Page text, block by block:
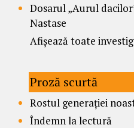
Dosarul „Aurul
Nastase
Afișează toate
Proză scurtă
Rostul generației
Îndemn la lectură